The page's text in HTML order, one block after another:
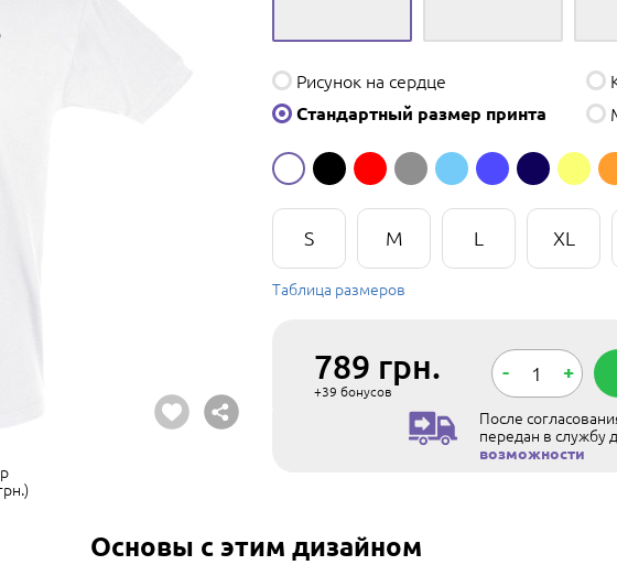
Рисунок на сердце
Стандартный размер принта
S M L XL
Таблица размеров
789 грн.
+39 бонусов
- +
После
передан в службу
возможности
Основы с этим дизайном